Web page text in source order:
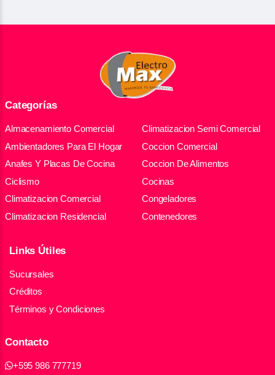
Categorías
Almacenamiento Comercial
Ambientadores Para El Hogar
Anafes Y Placas De Cocina
Ciclismo
Climatizacion Comercial
Climatizacion Residencial
Climatizacion Semi Comercial
Coccion Comercial
Coccion De Alimentos
Cocinas
Congeladores
Contenedores
Links Útiles
Sucursales
Créditos
Términos y Condiciones
Contacto
+595 986 777719